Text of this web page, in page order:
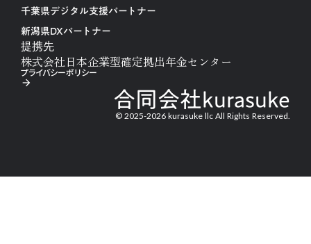
千葉県デジタル支援パートナー
新潟県DXパートナー
提携先
株式会社日本企業型確定拠出年金センター
合同会社kurasuke
© 2025-2026 kurasuke llc All Rights Reserved.
プライバシーポリシー
arrow_forward